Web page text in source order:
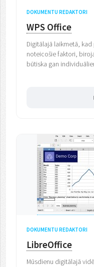
DOKUMENTU REDAKTORI
WPS Office
Digitālajā laikmetā,
noteicošie faktori,
būtiska gan
DOKUMENTU REDAKTORI
LibreOffice
Mūsdienu digitālajā